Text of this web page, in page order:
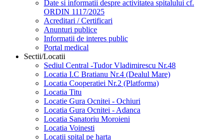
Date si informatii despre activitatea spitalului cf.
ORDIN 1117/2025
Acreditari / Certificari
Anunturi publice
Informatii de interes public
Portal medical
Sectii/Locatii
Sediul Central -Tudor Vladimirescu Nr.48
Locatia I.C Bratianu Nr.4 (Dealul Mare)
Locatia Cooperatiei Nr.2 (Platforma)
Locatia Titu
Locatie Gura Ocnitei - Ochiuri
Locatia Gura Ocnitei - Adanca
Locatia Sanatoriu Moroieni
Locatia Voinesti
Locatii spital pe harta